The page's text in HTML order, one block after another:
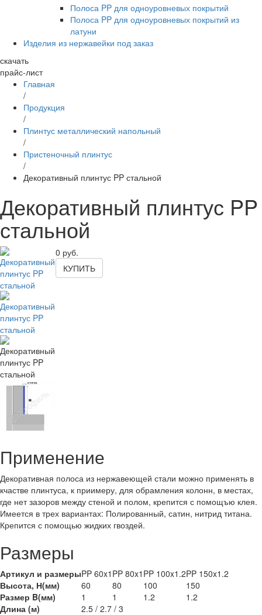
Полоса PP для одноуровневых покрытий
Полоса PP для одноуровневых покрытий из
латуни
Изделия из нержавейки под заказ
скачать
прайс-лист
Главная
/
Продукция
/
Плинтус металлический напольный
/
Пристеночный плинтус
/
Декоративный плинтус PP стальной
Декоративный плинтус PP
стальной
0 руб.
КУПИТЬ
Применение
Декоративная полоса из нержавеющей стали можно применять в
кчастве плинтуса, к приимеру, для обрамления колонн, в местах,
где нет зазоров между стеной и полом, крепится с помощъю клея.
Имеется в трех вариантах: Полированный, сатин, нитрид титана.
Крепится с помощью жидких гвоздей.
Размеры
Артикул и размерыPP 60x1 PP 80x1 PP 100x1.2PP 150x1.2
Высота, Н(мм)
60 80 100
150
Размер B(мм)
1 1 1.2
1.2
Длина (м)
2.5 / 2.7 / 3